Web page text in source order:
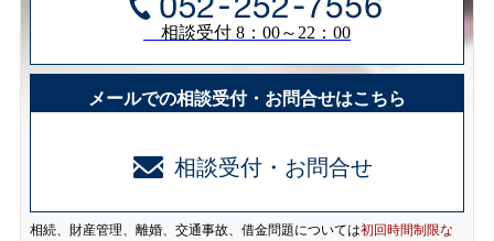
相談受付 8：00～22：00
メールでの相談受付・お問合せはこちら
相談受付・お問合せ
相続、財産管理、離婚、交通事故、借金問題については初回時間制限な